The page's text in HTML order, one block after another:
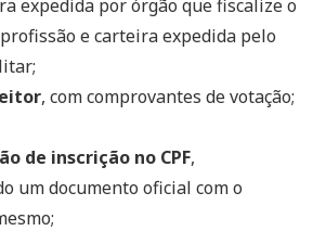
expedida por órgão que fiscalize o
e carteira expedida pelo
, com comprovantes de votação;
de inscrição no CPF,
um documento oficial com o